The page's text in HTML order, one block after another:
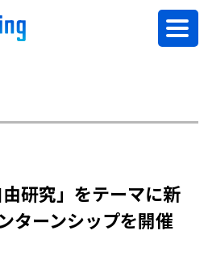
研究」をテーマに新
ターンシップを開催